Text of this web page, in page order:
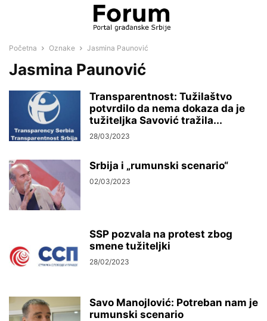
Početna Oznake Jasmina Paunović
Jasmina Paunović
Transparentnost: Tužilaštvo
potvrdilo da nema dokaza da je
tužiteljka Savović tražila...
28/03/2023
Srbija i „rumunski scenario“
02/03/2023
SSP pozvala na protest zbog
smene tužiteljki
28/02/2023
Savo Manojlović: Potreban nam je
rumunski scenario